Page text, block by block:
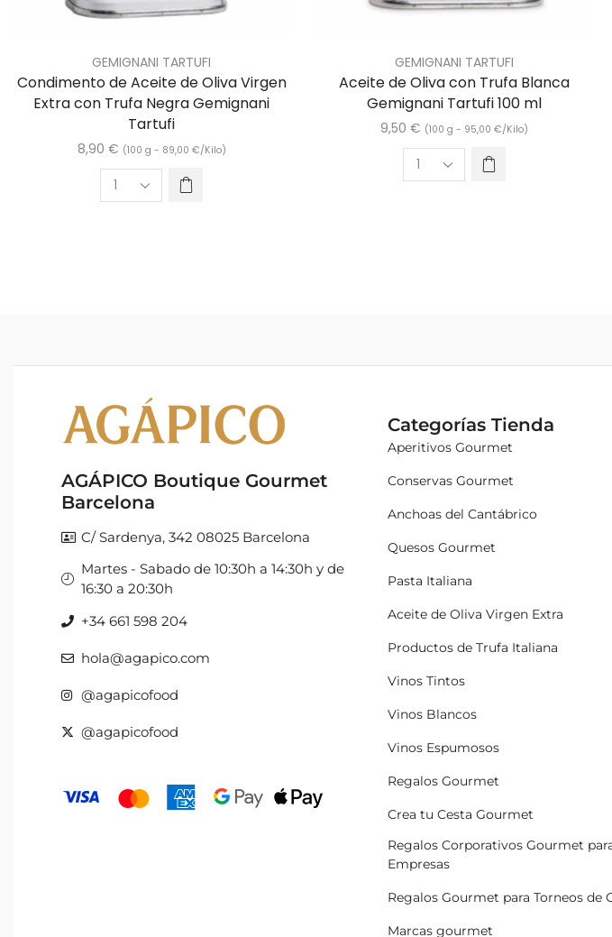
GEMIGNANI TARTUFI
Condimento de Aceite de Oliva Virgen
Extra con Trufa Negra Gemignani
Tartufi
8,90 € (100 g - 89,00 €/Kilo)
GEMIGNANI TARTUFI
Aceite de Oliva con Trufa Blanca
Gemignani Tartufi 100 ml
9,50 € (100 g - 95,00 €/Kilo)
AGÁPICO Boutique Gourmet
Barcelona
C/ Sardenya, 342 08025 Barcelona
Martes - Sabado de 10:30h a 14:30h y de
16:30 a 20:30h
+34 661 598 204
hola@agapico.com
@agapicofood
@agapicofood
Categorías Tienda
Aperitivos Gourmet
Conservas Gourmet
Anchoas del Cantábrico
Quesos Gourmet
Pasta Italiana
Aceite de Oliva Virgen Extra
Productos de Trufa Italiana
Vinos Tintos
Vinos Blancos
Vinos Espumosos
Regalos Gourmet
Crea tu Cesta Gourmet
Regalos Corporativos Gourmet
Empresas
Regalos Gourmet para Torneos de
Marcas gourmet